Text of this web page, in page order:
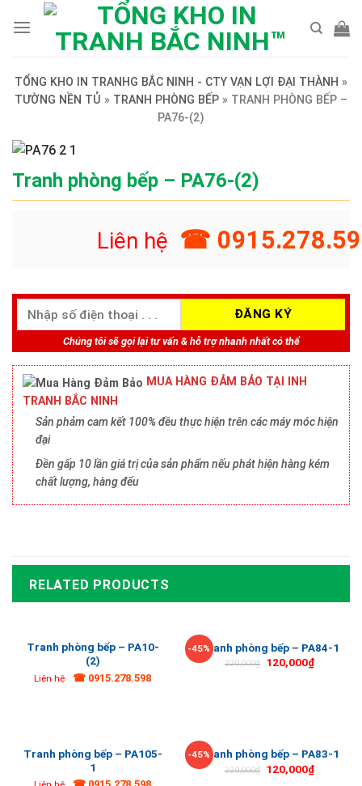
TỔNG KHO IN TRANHG BẮC NINH - CTY VẠN LỢI ĐẠI THÀNH »
TƯỜNG NỀN TỦ » TRANH PHÒNG BẾP » TRANH PHÒNG BẾP –
PA76-(2)
Tranh phòng bếp – PA76-(2)
Liên hệ ☎
Chúng tôi sẽ gọi lại tư vấn & hỗ trợ nhanh nhất có thể
MUA HÀNG ĐẢM BẢO TẠI INH
TRANH BẮC NINH
Sản phảm cam kết 100% đều thực hiện trên các máy móc hiện
đại
Đền gấp 10 lần giá trị của sản phẩm nếu phát hiện hàng kém
chất lượng, hàng đểu
RELATED PRODUCTS
Tranh phòng bếp – PA10-
(2)
Liên hệ ☎ 0915.278.598
-45%Tranh phòng bếp – PA84-1
220,000₫ 120,000₫
Tranh phòng bếp – PA105-
1
-45%Tranh phòng bếp – PA83-1
220,000₫ 120,000₫